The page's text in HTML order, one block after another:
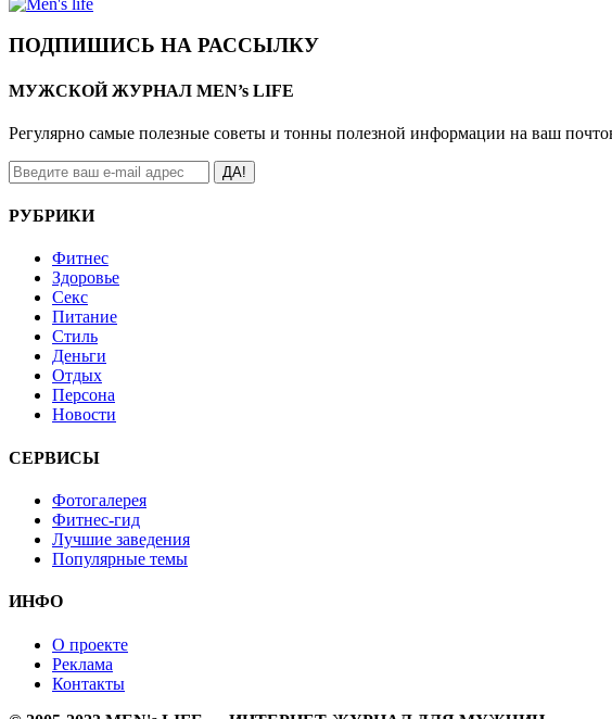
ПОДПИШИСЬ НА РАССЫЛКУ
МУЖСКОЙ ЖУРНАЛ MEN’s LIFE
Регулярно самые полезные советы и тонны полезной информации на ваш
ДА!
РУБРИКИ
Фитнес
Здоровье
Секс
Питание
Стиль
Деньги
Отдых
Персона
Новости
СЕРВИСЫ
Фотогалерея
Фитнес-гид
Лучшие заведения
Популярные темы
ИНФО
О проекте
Реклама
Контакты